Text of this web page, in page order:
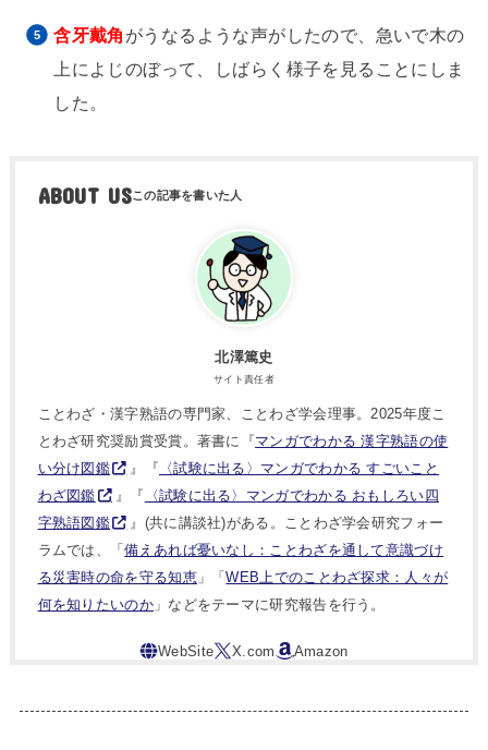
含牙戴角 がうなるような声がしたので、急いで木の
上によじのぼって、しばらく様子を見ることにしま
した。
ABOUT US
北澤篤史
サイト責任者
ことわざ・漢字熟語の専門家、ことわざ学会理事。2025年度こ
とわざ研究奨励賞受賞。著書に『マンガでわかる 漢字熟語の使
い分け図鑑
』『 〈試験に出る〉マンガでわかる すごいこと
わざ図鑑
』『
〈試験に出る〉マンガでわかる おもしろい四
字熟語図鑑
』(共に講談社)がある。ことわざ学会研究フォー
ラムでは、「備えあれば憂いなし：ことわざを通して意識づけ
る災害時の命を守る知恵」「WEB上でのことわざ探求：人々が
何を知りたいのか」などをテーマに研究報告を行う。